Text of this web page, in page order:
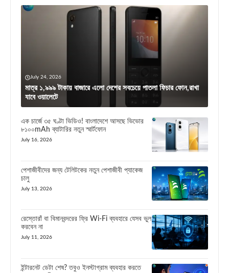
July 24, 2026
মাত্র ১,৯৯৯ টাকায় বাজারে এলো দেশের সবচেয়ে পাতলা ফিচার ফোন,রাখা
যাবে ওয়ালেটে
এক চার্জে ৩৫ ঘণ্টা ভিডিও! বাংলাদেশে আসছে ভিভোর
৮১০০mAh ব্যাটারির নতুন স্মার্টফোন
July 16, 2026
পেশাজীবীদের জন্য টেলিটকের নতুন পেশাজীবী প্যাকেজ
চালু
July 13, 2026
রেস্তোরাঁ বা বিমানবন্দরের ফ্রি Wi-Fi ব্যবহারে যেসব ভুল
করবেন না
July 11, 2026
ইন্টারনেট ডেটা শেষ? তবুও ইনস্টাগ্রাম ব্যবহার করতে